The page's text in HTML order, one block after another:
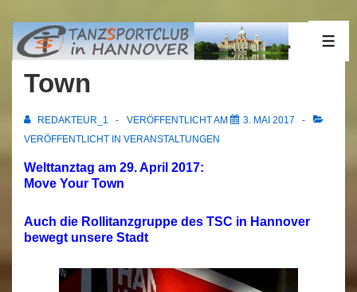
Zum
Inhalt29.04.2017 Move Your
Town
REDAKTEUR_1 VERÖFFENTLICHT AM
3. MAI 2017
VERÖFFENTLICHT IN VERANSTALTUNGEN
Welttanztag am 29. April 2017:
Move Your Town
Auch die Rollitanzgruppe des TSC in Hannover
bewegt unsere Stadt